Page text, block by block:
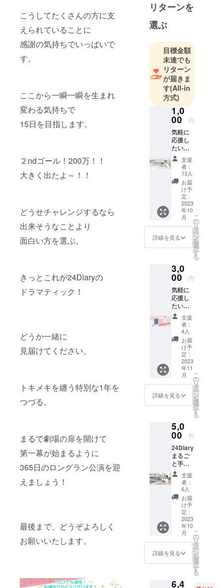
こうしてたくさんの方に支
えられていることに
感謝の気持ちでいっぱいで
す。
ここから一瞬一瞬を生まれ
変わる気持ちで
15日を目指します。
２ndゴール！200万！！
大きく出たよ～！！
どうせチャレンジするなら
出来そうなことより
面白い方を選ぶ。
きっとこれが24Diaryの
ドラマティック！
どうか一緒に
見届けてください。
トキメキを纏う特別な1年を
つづる。
まるで劇場の扉を開けて
第一幕が始まるように
365日のロングラン公演を迎
えましょう！
最後まで、どうぞよろしく
お願いいたします。
てくる自分
０時スター
ト２４時終
わりの時間
軸と、自分
ストーリー
を描くワー
クシートで
構成されま
ファンディ
ングは初
チャレンジ
です！
リターンを
選ぶ
目標金額
未達でも
リターン
が届きま
す(All-in
方式)
1,0
00 円
気軽に
応援し
たい方
向け ご
支援い
ただい
た方に
マルヨ
ちゃん
より感
謝の
メール
をお送
りいた
しま
す。 ＜
□感謝の
メール
※このリ
ターン
には手
帳はつ
いてい
ませ
ん。
支援
者：
13人
お届
け予
定：
2023
年10
月
詳細を見る
こ
の
リ
タ
ー
ン
を
選
択
す
る
3,0
00 円
気軽に
応援し
たい方
向けの
リター
ン 【感
謝のお
手紙
コー
ス】 □
お礼の
メール
□感謝の
お便り
を
24Diary
トライ
アル
ブック
と共に
郵送 ＜
トライ
アル
ブック
詳細＞
1週間分
ウィー
クリー
とデイ
リー
シート
がつい
す。
支援
者：
4人
お届
け予
定：
2023
年11
月
詳細を見る
こ
の
リ
タ
ー
ン
を
選
択
す
る
5,0
00 円
24Diary
まるご
と手帳
セミ
ナー ※
このリ
ターン
には手
帳は付
きませ
ん マル
ヨちゃ
んによ
る デイ
リー・
ウイー
リー・
支援
者：
6人
お届
け予
定：
2023
年10
月
詳細を見る
こ
の
リ
タ
ー
ン
を
選
択
す
る
6,4